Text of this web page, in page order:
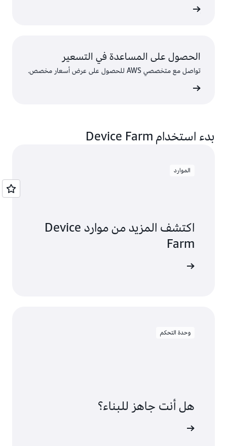
الحصول على المساعدة في التسعير
تواصل مع متخصصي AWS للحصول على عرض أسعار مخصص.
بدء استخدام Device Farm
الموارد
اكتشف المزيد من موارد Device
Farm
وحدة التحكم
هل أنت جاهز للبناء؟